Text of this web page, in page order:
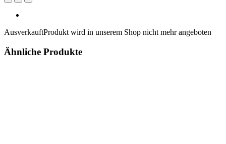
AusverkauftProdukt wird in unserem Shop nicht mehr angeboten
Ähnliche Produkte